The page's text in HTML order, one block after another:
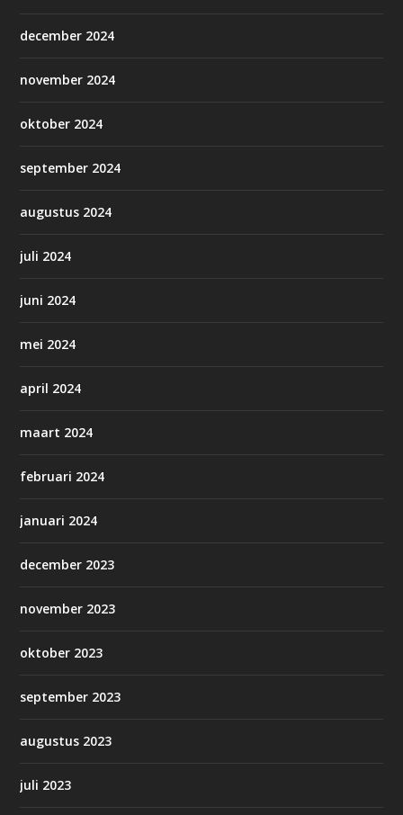
december 2024
november 2024
oktober 2024
september 2024
augustus 2024
juli 2024
juni 2024
mei 2024
april 2024
maart 2024
februari 2024
januari 2024
december 2023
november 2023
oktober 2023
september 2023
augustus 2023
juli 2023